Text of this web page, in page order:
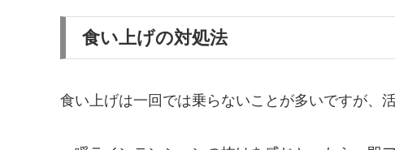
食い上げの対処法
食い上げは一回では乗らないことが多いですが、